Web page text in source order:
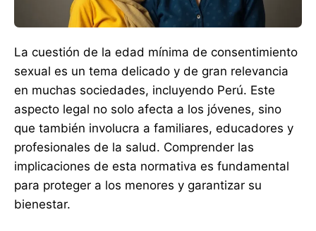
La cuestión de la edad mínima de consentimiento
sexual es un tema delicado y de gran relevancia
en muchas sociedades, incluyendo Perú. Este
aspecto legal no solo afecta a los jóvenes, sino
que también involucra a familiares, educadores y
profesionales de la salud. Comprender las
implicaciones de esta normativa es fundamental
para proteger a los menores y garantizar su
bienestar.